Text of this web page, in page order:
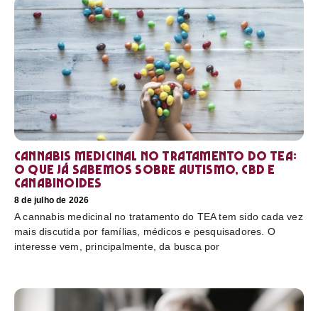
Cannabis medicinal no tratamento do TEA:
o que já sabemos sobre autismo, CBD e
canabinoides
8 de julho de 2026
A cannabis medicinal no tratamento do TEA tem sido cada vez
mais discutida por famílias, médicos e pesquisadores. O
interesse vem, principalmente, da busca por